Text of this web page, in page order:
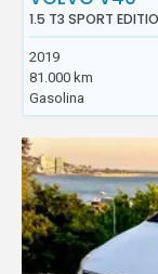
1.5 T3 SPORT
2019
81.000 km
Gasolina